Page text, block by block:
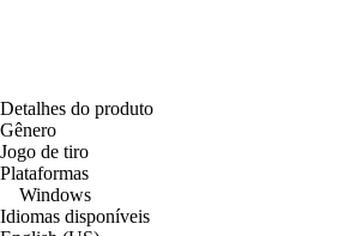
Detalhes do produto
Gênero
Jogo de tiro
Plataformas
Windows
Idiomas disponíveis